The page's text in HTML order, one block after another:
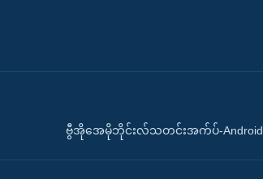
ဗွီအိုအေမိုဘိုင်းလ်သတင်းအက်ပ်-Android